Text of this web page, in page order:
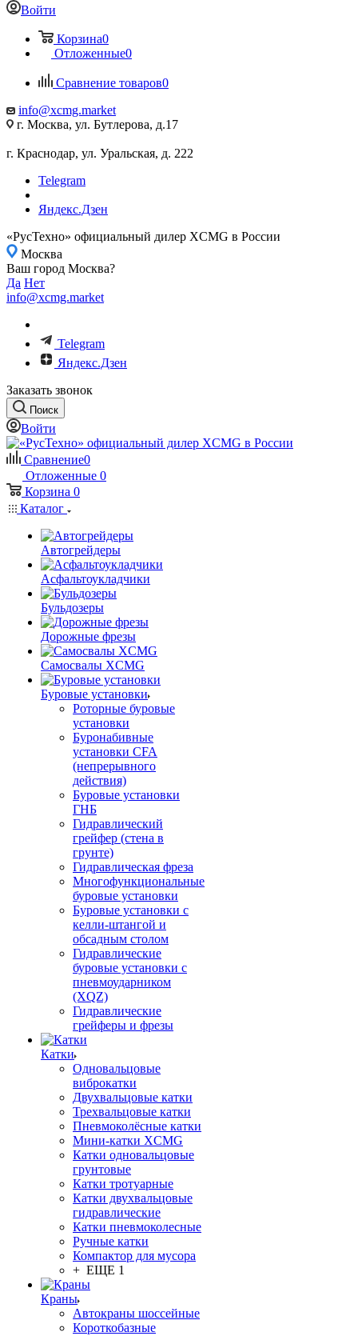
Войти
Корзина0
Отложенные0
Сравнение товаров0
info@xcmg.market
г. Москва, ул. Бутлерова, д.17
г. Краснодар, ул. Уральская, д. 222
Telegram
Яндекс.Дзен
«РусТехно» официальный дилер XCMG в России
Москва
Ваш город Москва?
Да Нет
info@xcmg.market
Telegram
Яндекс.Дзен
Заказать звонок
Поиск
Войти
Сравнение0
Отложенные 0
Корзина 0
Каталог
Автогрейдеры
Асфальтоукладчики
Бульдозеры
Дорожные фрезы
Самосвалы XCMG
Буровые установки
Роторные буровые
установки
Буронабивные
установки CFA
(непрерывного
действия)
Буровые установки
ГНБ
Гидравлический
грейфер (стена в
грунте)
Гидравлическая фреза
Многофункциональные
буровые установки
Буровые установки с
келли-штангой и
обсадным столом
Гидравлические
буровые установки с
пневмоударником
(XQZ)
Гидравлические
грейферы и фрезы
Катки
Одновальцовые
виброкатки
Двухвальцовые катки
Трехвальцовые катки
Пневмоколёсные катки
Мини-катки XCMG
Катки одновальцовые
грунтовые
Катки тротуарные
Катки двухвальцовые
гидравлические
Катки пневмоколесные
Ручные катки
Компактор для мусора
+ ЕЩЕ 1
Краны
Автокраны шоссейные
Короткобазные